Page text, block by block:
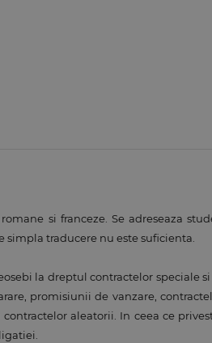
si franceze. Se adreseaza
traducere nu este suficienta.
la dreptul contractelor speciale
promisiunii de vanzare,
aleatorii. In ceea ce